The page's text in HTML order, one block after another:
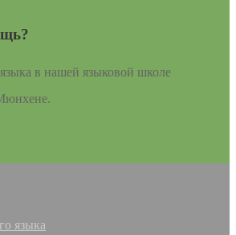
в нашей языковой школе
языка